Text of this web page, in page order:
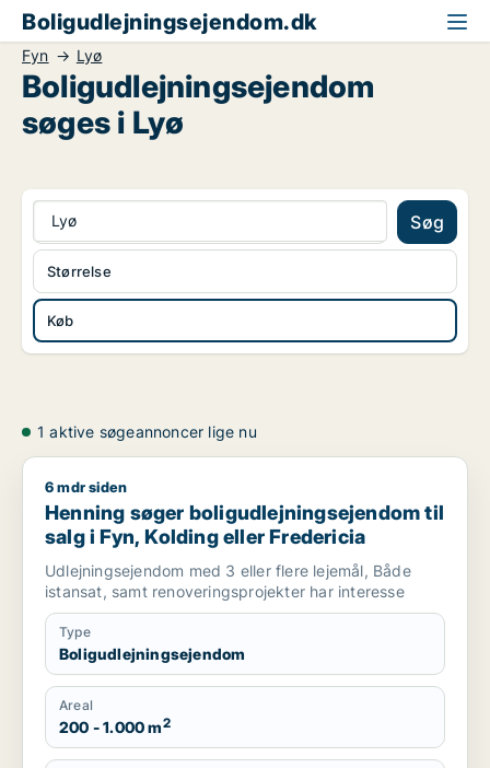
Boligudlejningsejendom.dk
Fyn Lyø
Boligudlejningsejendom
søges i Lyø
Lyø Søg
Køb
Størrelse
1 aktive søgeannoncer lige nu
Henning søger boligudlejningsejendom til salg i Fyn, Kolding
6 mdr siden
Henning søger boligudlejningsejendom til
salg i Fyn, Kolding eller Fredericia
Udlejningsejendom med 3 eller flere lejemål, Både
istansat, samt renoveringsprojekter har interesse
Type
Boligudlejningsejendom
Areal
200 - 1.000 m2